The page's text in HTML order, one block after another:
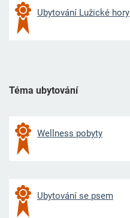
Ubytování Lužické hory
Téma ubytování
Wellness pobyty
Ubytování se psem